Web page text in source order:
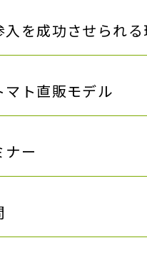
入を成功させられる
マト直販モデル
ナー